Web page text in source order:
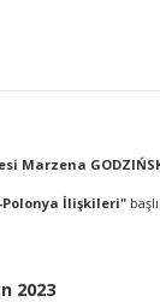
Marzena
Polonya İlişkileri"
2023